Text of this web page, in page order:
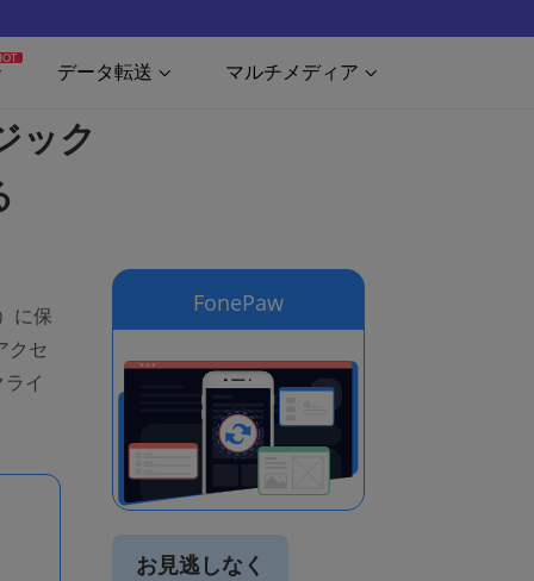
データ転送 マルチメディア
ック
に保
クセ
イ
FonePaw
お見逃しなく